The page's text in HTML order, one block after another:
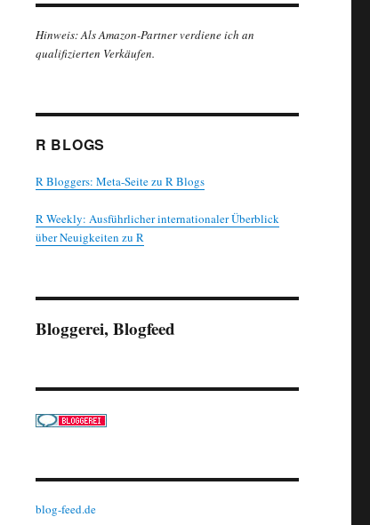
Hinweis: Als Amazon-Partner verdiene ich an
qualifizierten Verkäufen.
R BLOGS
R Bloggers: Meta-Seite zu R Blogs
R Weekly: Ausführlicher internationaler Überblick
über Neuigkeiten zu R
Bloggerei, Blogfeed
blog-feed.de